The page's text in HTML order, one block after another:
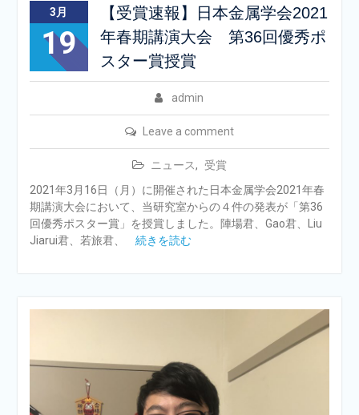
3月
19
【受賞速報】日本金属学会2021
年春期講演⼤会 第36回優秀ポ
スター賞授賞
admin
Leave a comment
ニュース,
受賞
2021年3月16日（月）に開催された日本金属学会2021年春
期講演⼤会において、当研究室からの４件の発表が「第36
回優秀ポスター賞」を授賞しました。陣場君、Gao君、Liu
Jiarui君、若旅君、
続きを読む